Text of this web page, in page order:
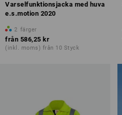
Varselfunktionsjacka med huva
e.s.motion 2020
2 färger
från 586,25 kr
(inkl. moms) från 10 Styck